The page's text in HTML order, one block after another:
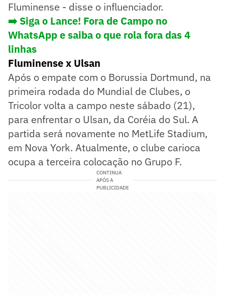
Fluminense - disse o influenciador.
➡️ Siga o Lance! Fora de Campo no
WhatsApp e saiba o que rola fora das 4
linhas
Fluminense x Ulsan
Após o empate com o Borussia Dortmund, na
primeira rodada do Mundial de Clubes, o
Tricolor volta a campo neste sábado (21),
para enfrentar o Ulsan, da Coréia do Sul. A
partida será novamente no MetLife Stadium,
em Nova York. Atualmente, o clube carioca
ocupa a terceira colocação no Grupo F.
CONTINUA
APÓS A
PUBLICIDADE